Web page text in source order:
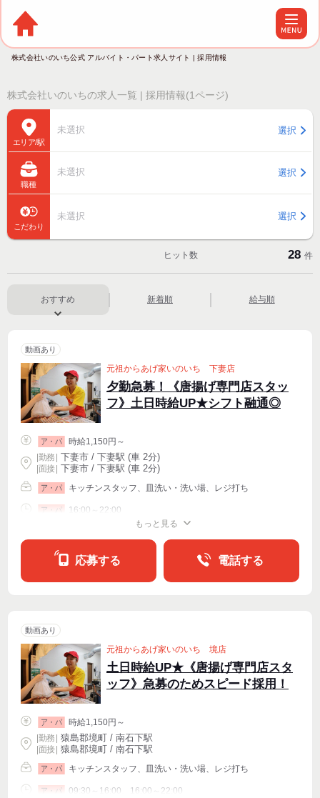
株式会社いのいち公式 アルバイト・パート求人サイト | 採用情報
株式会社いのいちの求人一覧 | 採用情報(1ページ)
エリア/駅
未選択 選択
職種
未選択 選択
こだわり
未選択 選択
ヒット数 28 件
おすすめ 新着順 給与順
動画あり
元祖からあげ家いのいち 下妻店
夕勤急募！《唐揚げ専門店スタッ
フ》土日時給UP★シフト融通◎
ア・パ
時給1,150円～
|勤務 下妻市 / 下妻駅 (車 2分)
| 面接 | 下妻市 / 下妻駅 (車 2分)
ア・パ キッチンスタッフ、皿洗い・洗い場、レジ打ち
ア・パ 16:00～22:00
もっと見る
応募する 電話する
動画あり
元祖からあげ家いのいち 境店
土日時給UP★《唐揚げ専門店スタ
ッフ》急募のためスピード採用！
ア・パ
時給1,150円～
|勤務 猿島郡境町 / 南石下駅
| 面接 | 猿島郡境町 / 南石下駅
ア・パ キッチンスタッフ、皿洗い・洗い場、レジ打ち
ア・パ 09:30～16:00、16:00～22:00